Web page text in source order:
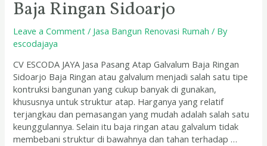
Baja Ringan Sidoarjo
Leave a Comment / Jasa Bangun Renovasi Rumah / By
escodajaya
CV ESCODA JAYA Jasa Pasang Atap Galvalum Baja Ringan
Sidoarjo Baja Ringan atau galvalum menjadi salah satu tipe
kontruksi bangunan yang cukup banyak di gunakan,
khususnya untuk struktur atap. Harganya yang relatif
terjangkau dan pemasangan yang mudah adalah salah satu
keunggulannya. Selain itu baja ringan atau galvalum tidak
membebani struktur di bawahnya dan tahan terhadap …